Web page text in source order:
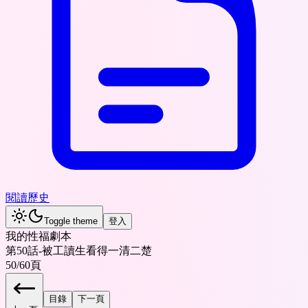
閱讀歷史
Toggle theme 登入
我的性福劇本
第50話-被工讀生看得一清二楚
50/60頁
目錄 下一頁